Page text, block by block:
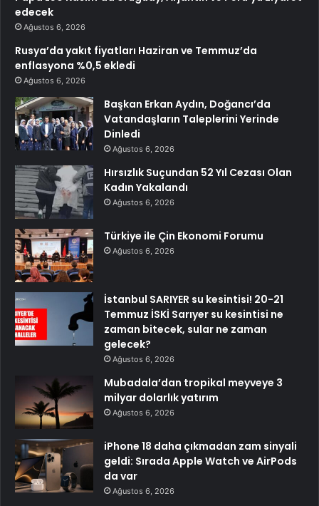
edecek
Ağustos 6, 2026
Rusya’da yakıt fiyatları Haziran ve Temmuz’da
enflasyona %0,5 ekledi
Ağustos 6, 2026
Başkan Erkan Aydın, Doğancı’da
Vatandaşların Taleplerini Yerinde
Dinledi
Ağustos 6, 2026
Hırsızlık Suçundan 52 Yıl Cezası Olan
Kadın Yakalandı
Ağustos 6, 2026
Türkiye ile Çin Ekonomi Forumu
Ağustos 6, 2026
İstanbul SARIYER su kesintisi! 20-21
Temmuz İSKİ Sarıyer su kesintisi ne
zaman bitecek, sular ne zaman
gelecek?
Ağustos 6, 2026
Mubadala’dan tropikal meyveye 3
milyar dolarlık yatırım
Ağustos 6, 2026
iPhone 18 daha çıkmadan zam sinyali
geldi: Sırada Apple Watch ve AirPods
da var
Ağustos 6, 2026